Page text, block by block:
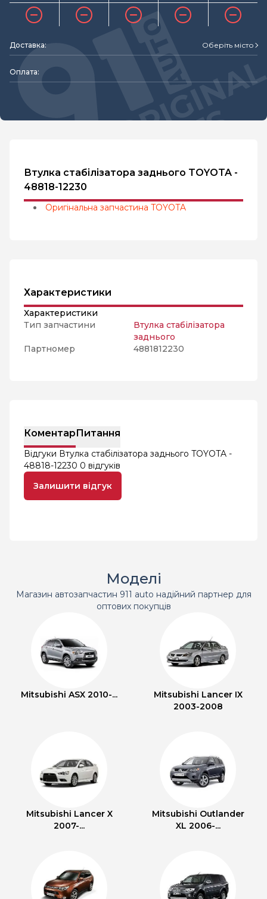
Доставка: Оберіть місто
Оплата:
Втулка стабілізатора заднього TOYOTA -
48818-12230
Оригінальна запчастина TOYOTA
Характеристики
Характеристики
Тип запчастини
Втулка стабілізатора
заднього
Партномер
4881812230
КоментарПитання
Відгуки Втулка стабілізатора заднього TOYOTA -
48818-12230 0 відгуків
Залишити відгук
Моделі
Магазин автозапчастин 911 auto надійний партнер для
оптових покупців
Mitsubishi ASX 2010-...
Mitsubishi Lancer IX
2003-2008
Mitsubishi Lancer X
2007-...
Mitsubishi Outlander
XL 2006-...